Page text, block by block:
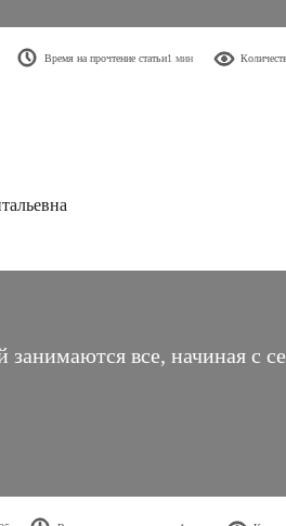
Время на прочтение статьи1 мин
все, начиная с